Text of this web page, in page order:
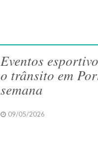
Eventos
o trânsito em
semana
09/05/2026